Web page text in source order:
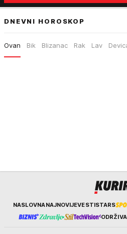
DNEVNI HOROSKOP
Ovan Bik Blizanac Rak Lav
KurirNASLOVNANAJNOVIJEVESTISTARS